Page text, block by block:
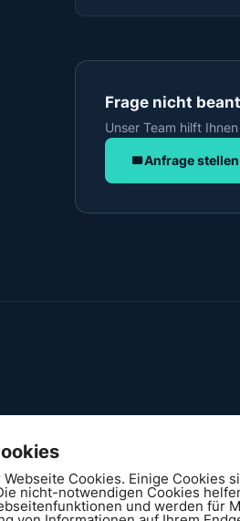
Frage nicht
Unser Team hilft
Anfrage stellen
ersten Spatenstich
Cookies. Einige Cookies
nicht-notwendigen Cookies
und werden für